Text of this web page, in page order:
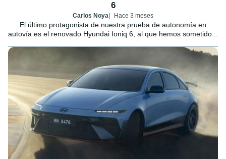
6
Carlos Noya Hace 3 meses
El último protagonista de nuestra prueba de autonomía en
autovía es el renovado Hyundai Ioniq 6, al que hemos sometido...